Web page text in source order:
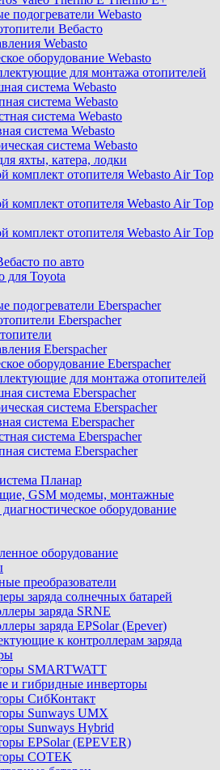
подогреватели Webasto
Вебасто
Webasto
оборудование Webasto
для монтажа отопителей
система Webasto
система Webasto
система Webasto
система Webasto
система Webasto
яхты, катера, лодки
комплект отопителя Webasto Air Top
комплект отопителя Webasto Air Top
комплект отопителя Webasto Air Top
по авто
для Toyota
подогреватели Eberspacher
Eberspacher
Eberspacher
оборудование Eberspacher
для монтажа отопителей
система Eberspacher
система Eberspacher
система Eberspacher
система Eberspacher
система Eberspacher
Планар
GSM модемы, монтажные
оборудование
оборудование
преобразователи
заряда солнечных батарей
заряда SRNE
заряда EPSolar (Epever)
к контроллерам заряда
SMARTWATT
и гибридные инверторы
СибКонтакт
Sunways UMX
Sunways Hybrid
EPSolar (EPEVER)
COTEK